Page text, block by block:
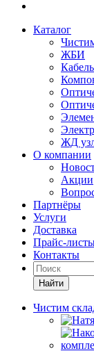
Каталог
ЖБИ
ЖД
О компании
Акции
Партнёры
Услуги
Доставка
Прайс-
Контакты
Найти
Чистим